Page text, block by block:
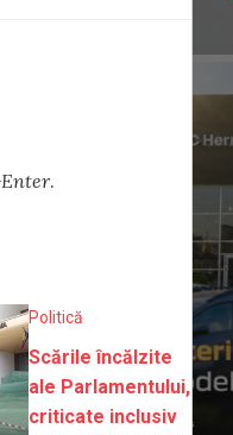
.
Politică
Scările încălzite
ale Parlamentului,
criticate inclusiv